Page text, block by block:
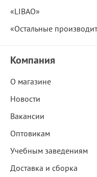
«LIBAO»
«Остальные
Компания
О магазине
Новости
Вакансии
Оптовикам
Учебным заведениям
Доставка и сборка